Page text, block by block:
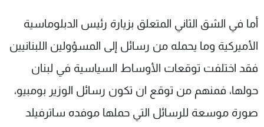
أما في الشق الثاني المتعلق بزيارة رئيس الدبلوماسية
الأميركية وما يحمله من رسائل إلى المسؤولين اللبنانيين
فقد اختلفت توقعات الأوساط السياسية في لبنان
حولها، فمنهم من توقع ان تكون رسائل الوزير بومبيو،
صورة موسعة للرسائل التي حملها موفده ساترفيلد